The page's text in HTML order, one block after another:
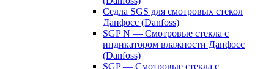
Седла SGS для смотровых стекол
Данфосс (Danfoss)
SGP N — Смотровые стекла с
индикатором влажности Данфосс
(Danfoss)
SGP — Смотровые стекла с